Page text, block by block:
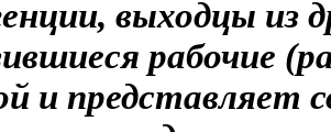
выходцы из
рабочие
и представляет